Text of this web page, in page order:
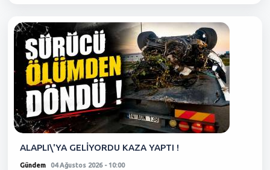
ALAPLI\'YA GELİYORDU KAZA YAPTI !
Gündem 04 Ağustos 2026 - 10:00